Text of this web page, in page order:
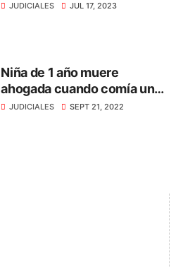
JUDICIALES JUL 17, 2023
Niña de 1 año muere
ahogada cuando comía un
dulce, en Santa Marta
JUDICIALES SEPT 21, 2022